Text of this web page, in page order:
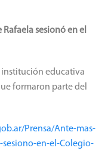
Rafaela sesionó en el
institución educativa
formaron parte del
Prensa/Ante-mas-
sesiono-en-el-Colegio-